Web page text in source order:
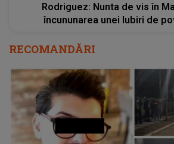
Rodriguez: Nunta de vis în
încununarea unei Iubiri de
RECOMANDĂRI